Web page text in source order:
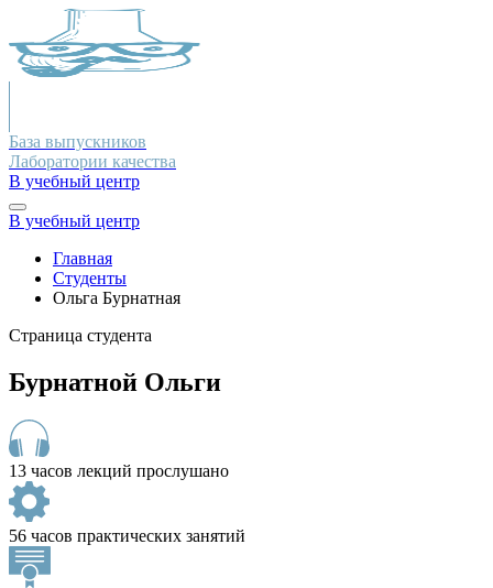
База выпускников
Лаборатории качества
В учебный центр
В учебный центр
Главная
Студенты
Ольга Бурнатная
Страница студента
Бурнатной Ольги
13 часов лекций прослушано
56 часов практических занятий